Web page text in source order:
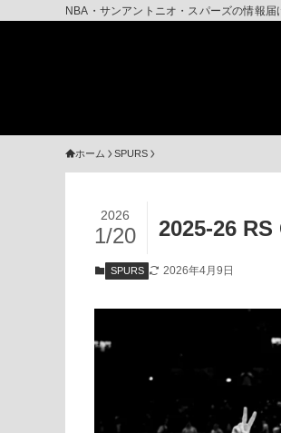
NBA・サンアントニオ・スパーズの情報届
ホーム SPURS
2025-26
2026
1/20
SPURS 2026年4月9日